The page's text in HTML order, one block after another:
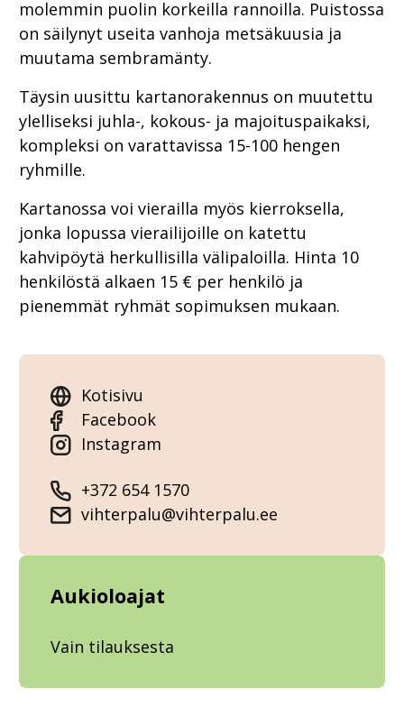
molemmin puolin korkeilla rannoilla. Puistossa
on säilynyt useita vanhoja metsäkuusia ja
muutama sembramänty.
Täysin uusittu kartanorakennus on muutettu
ylelliseksi juhla-, kokous- ja majoituspaikaksi,
kompleksi on varattavissa 15-100 hengen
ryhmille.
Kartanossa voi vierailla myös kierroksella,
jonka lopussa vierailijoille on katettu
kahvipöytä herkullisilla välipaloilla. Hinta 10
henkilöstä alkaen 15 € per henkilö ja
pienemmät ryhmät sopimuksen mukaan.
Kotisivu
Facebook
Instagram
+372 654 1570
vihterpalu@vihterpalu.ee
Aukioloajat
Vain tilauksesta